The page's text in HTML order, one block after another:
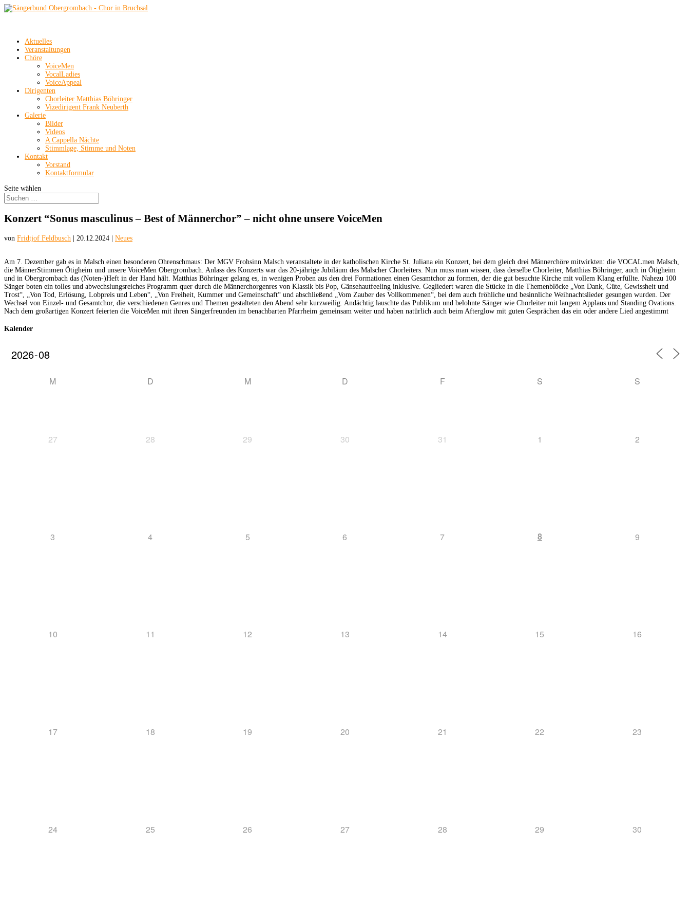
Aktuelles
Veranstaltungen
Chöre
VoiceMen
VocalLadies
VoiceAppeal
Dirigenten
Chorleiter Matthias Böhringer
Vizedirigent Frank Neuberth
Galerie
Bilder
Videos
A Cappella Nächte
Stimmlage, Stimme und Noten
Kontakt
Vorstand
Kontaktformular
Seite wählen
Konzert “Sonus masculinus – Best of Männerchor” – nicht ohne unsere VoiceMen
von Fridtjof Feldbusch 20.12.2024 Neues
Am 7. Dezember gab es in Malsch einen besonderen Ohrenschmaus: Der MGV Frohsinn Malsch veranstaltete in der katholischen Kirche St. Juliana ein Konzert, bei dem gleich drei Männerchöre mitwirkten: die VOCALmen Malsch,
die MännerStimmen Ötigheim und unsere VoiceMen Obergrombach. Anlass des Konzerts war das 20-jährige Jubiläum des Malscher Chorleiters. Nun muss man wissen, dass derselbe Chorleiter, Matthias Böhringer, auch in Ötigheim
und in Obergrombach das (Noten-)Heft in der Hand hält. Matthias Böhringer gelang es, in wenigen Proben aus den drei Formationen einen Gesamtchor zu formen, der die gut besuchte Kirche mit vollem Klang erfüllte. Nahezu 100
Sänger boten ein tolles und abwechslungsreiches Programm quer durch die Männerchorgenres von Klassik bis Pop, Gänsehautfeeling inklusive. Gegliedert waren die Stücke in die Themenblöcke „Von Dank, Güte, Gewissheit und
Trost“, „Von Tod, Erlösung, Lobpreis und Leben“, „Von Freiheit, Kummer und Gemeinschaft“ und abschließend „Vom Zauber des Vollkommenen“, bei dem auch fröhliche und besinnliche Weihnachtslieder gesungen wurden. Der
Wechsel von Einzel- und Gesamtchor, die verschiedenen Genres und Themen gestalteten den Abend sehr kurzweilig. Andächtig lauschte das Publikum und belohnte Sänger wie Chorleiter mit langem Applaus und Standing Ovations.
Nach dem großartigen Konzert feierten die VoiceMen mit ihren Sängerfreunden im benachbarten Pfarrheim gemeinsam weiter und haben natürlich auch beim Afterglow mit guten Gesprächen das ein oder andere Lied angestimmt
Kalender
M D M D F S S
27 28 29 30 31 1 2
3 4 5 6 7 8 9
10 11 12 13 14 15 16
17 18 19 20 21 22 23
24 25 26 27 28 29 30